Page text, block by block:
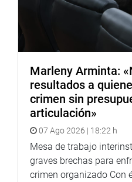
Marleny Arminta:
resultados a
crimen sin
articulación»
07 Ago 2026 | 18:22 h
Mesa de trabajo
graves brechas para
crimen organizado Con